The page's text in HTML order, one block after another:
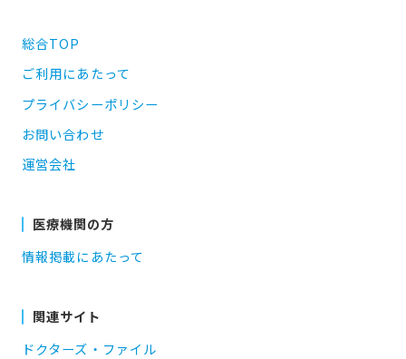
総合TOP
ご利用にあたって
プライバシーポリシー
お問い合わせ
運営会社
医療機関の方
情報掲載にあたって
関連サイト
ドクターズ・ファイル